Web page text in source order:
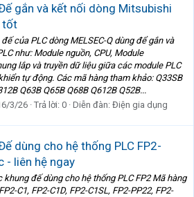
gắn và kết nối dòng Mitsubishi
tốt
của PLC dòng MELSEC-Q dùng để gắn và
như: Module nguồn, CPU, Module
lắp và truyền dữ liệu giữa các module PLC
tự động. Các mã hàng tham khảo: Q33SB
Q63B Q65B Q68B Q612B Q52B...
3/26 Trả lời: 0 Diễn đàn: Điện gia dụng
dùng cho hệ thống PLC FP2-
- liên hệ ngay
khung đế dùng cho hệ thống PLC FP2 Mã hàng
C1, FP2-C1D, FP2-C1SL, FP2-PP22, FP2-